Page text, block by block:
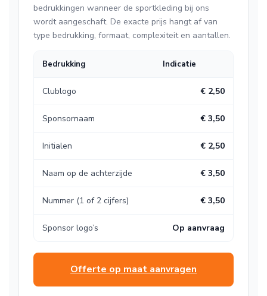
bedrukkingen wanneer de sportkleding bij ons
wordt aangeschaft. De exacte prijs hangt af van
type bedrukking, formaat, complexiteit en aantallen.
Bedrukking Indicatie
Clublogo € 2,50
Sponsornaam € 3,50
Initialen € 2,50
Naam op de achterzijde € 3,50
Nummer (1 of 2 cijfers) € 3,50
Sponsor logo’s Op aanvraag
Offerte op maat aanvragen